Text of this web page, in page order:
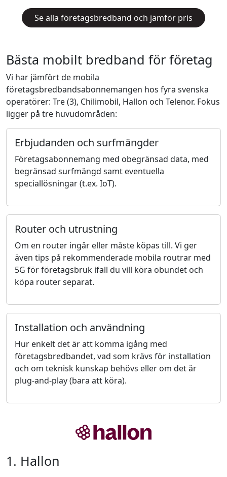
Se alla företagsbredband och jämför pris
Bästa mobilt bredband för företag
Vi har jämfört de mobila
företagsbredbandsabonnemangen hos fyra svenska
operatörer: Tre (3), Chilimobil, Hallon och Telenor. Fokus
ligger på tre huvudområden:
Erbjudanden och surfmängder
Företagsabonnemang med obegränsad data, med
begränsad surfmängd samt eventuella
speciallösningar (t.ex. IoT).
Router och utrustning
Om en router ingår eller måste köpas till. Vi ger
även tips på rekommenderade mobila routrar med
5G för företagsbruk ifall du vill köra obundet och
köpa router separat.
Installation och användning
Hur enkelt det är att komma igång med
företagsbredbandet, vad som krävs för installation
och om teknisk kunskap behövs eller om det är
plug-and-play (bara att köra).
1. Hallon